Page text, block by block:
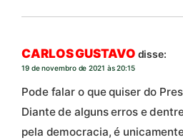
CARLOS GUSTAVO disse:
19 de novembro de 2021 às 20:15
Pode falar o que quiser do
Diante de alguns erros e
pela democracia, é